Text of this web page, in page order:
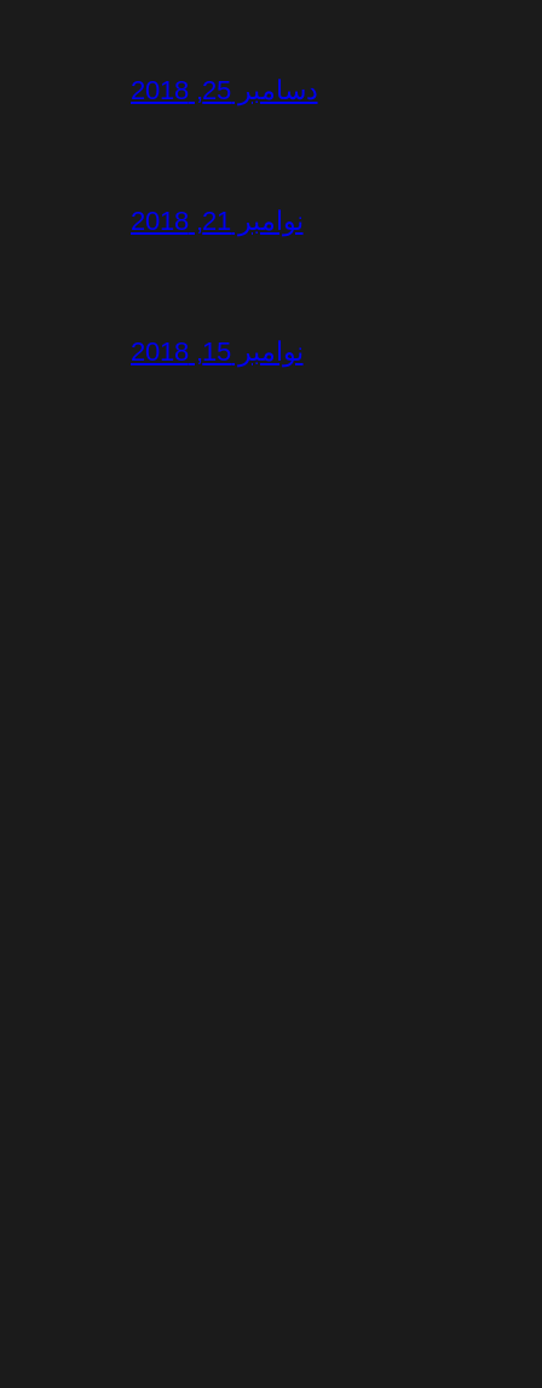
دسامبر 25, 2018
نوامبر 21, 2018
نوامبر 15, 2018